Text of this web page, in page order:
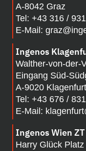
A-8042 Graz
Tel: +43 316 /
E-Mail:
Ingenos
Walther-von-der-
Eingang Süd-
A-9020
Tel: +43 676 /
E-Mail:
Ingenos Wien
Harry Glück